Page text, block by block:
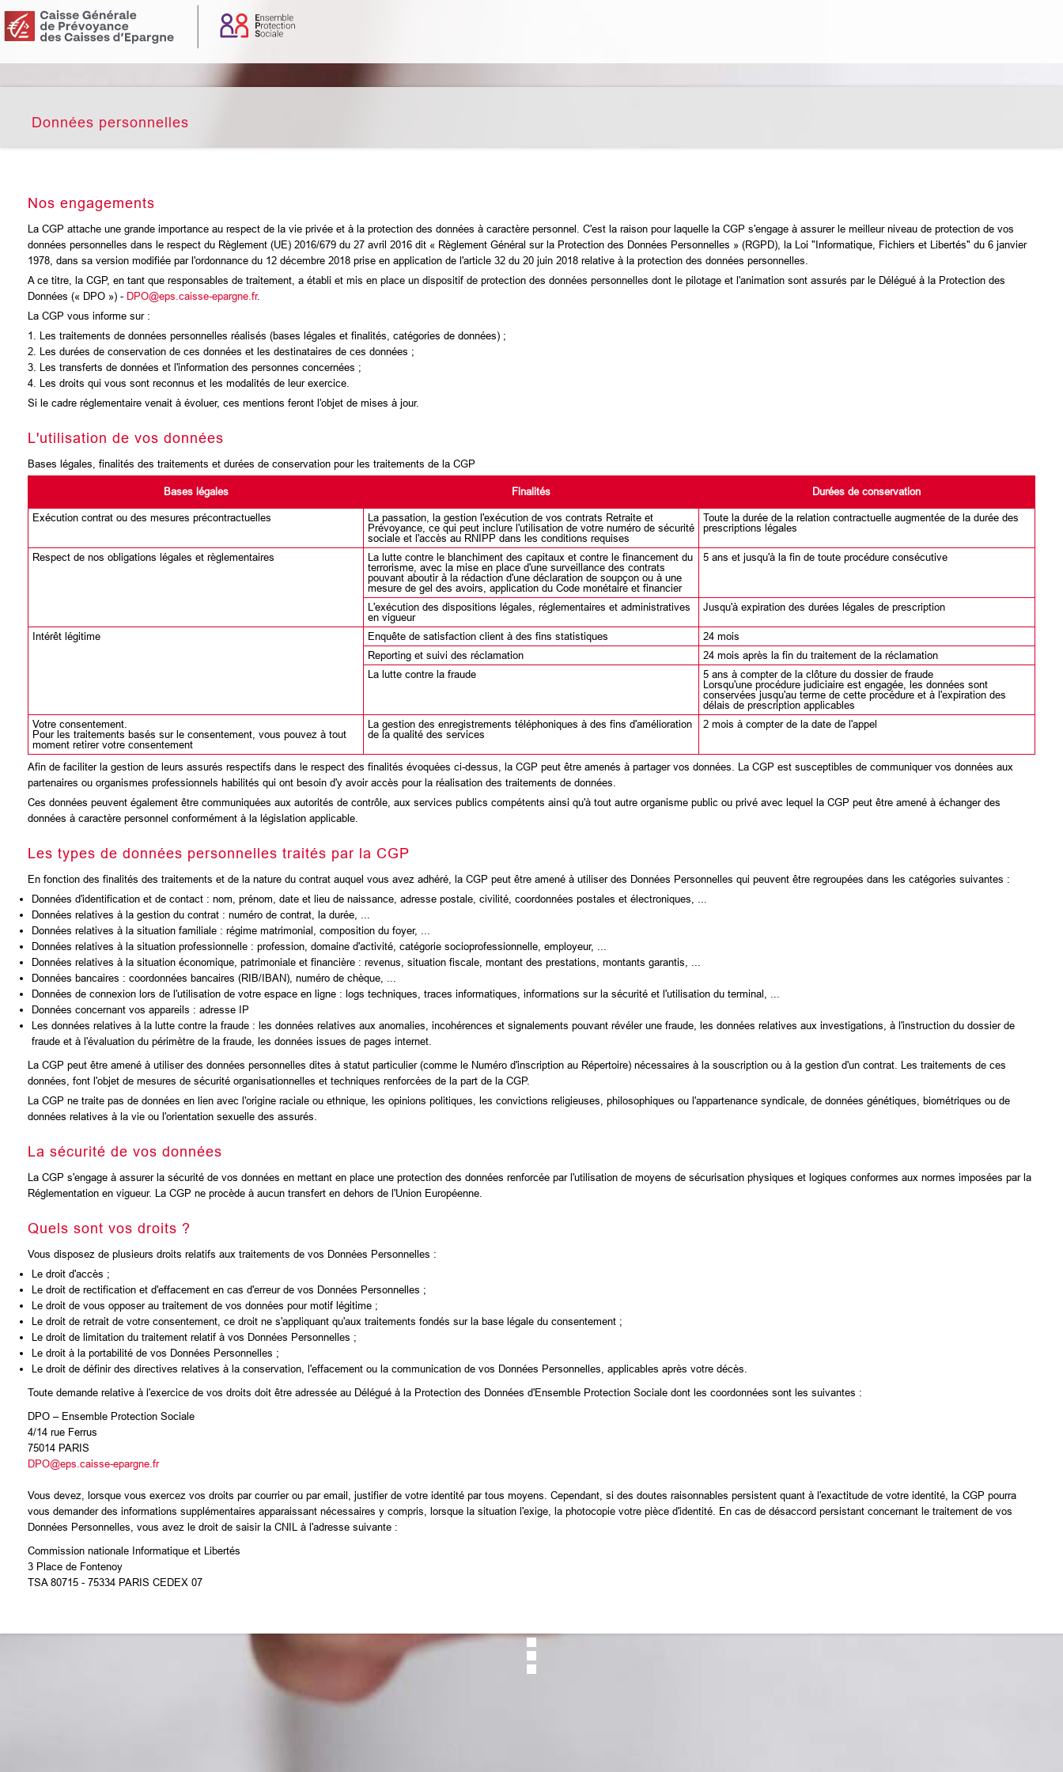
Données personnelles
Nos engagements
La CGP attache une grande importance au respect de la vie privée et à la protection des données à caractère personnel. C'est la raison pour laquelle la CGP s'engage à assurer le meilleur niveau de protection de vos
données personnelles dans le respect du Règlement (UE) 2016/679 du 27 avril 2016 dit « Règlement Général sur la Protection des Données Personnelles » (RGPD), la Loi "Informatique, Fichiers et Libertés" du 6 janvier
1978, dans sa version modifiée par l'ordonnance du 12 décembre 2018 prise en application de l'article 32 du 20 juin 2018 relative à la protection des données personnelles.
A ce titre, la CGP, en tant que responsables de traitement, a établi et mis en place un dispositif de protection des données personnelles dont le pilotage et l'animation sont assurés par le Délégué à la Protection des
Données (« DPO ») - DPO@eps.caisse-epargne.fr.
La CGP vous informe sur :
1. Les traitements de données personnelles réalisés (bases légales et finalités, catégories de données) ;
2. Les durées de conservation de ces données et les destinataires de ces données ;
3. Les transferts de données et l'information des personnes concernées ;
4. Les droits qui vous sont reconnus et les modalités de leur exercice.
Si le cadre réglementaire venait à évoluer, ces mentions feront l'objet de mises à jour.
L'utilisation de vos données
Bases légales, finalités des traitements et durées de conservation pour les traitements de la CGP
Bases légales Finalités Durées de conservation
Exécution contrat ou des mesures précontractuelles
La passation, la gestion l'exécution de vos contrats Retraite et
Prévoyance, ce qui peut inclure l'utilisation de votre numéro de sécurité
sociale et l'accès au RNIPP dans les conditions requises
Toute la durée de la relation contractuelle augmentée de la durée des
prescriptions légales
Respect de nos obligations légales et règlementaires
La lutte contre le blanchiment des capitaux et contre le financement du
terrorisme, avec la mise en place d'une surveillance des contrats
pouvant aboutir à la rédaction d'une déclaration de soupçon ou à une
mesure de gel des avoirs, application du Code monétaire et financier
5 ans et jusqu'à la fin de toute procédure consécutive
L'exécution des dispositions légales, réglementaires et administratives
en vigueur
Jusqu'à expiration des durées légales de prescription
Intérêt légitime Enquête de satisfaction client à des fins statistiques
24 mois
Reporting et suivi des réclamation
24 mois après la fin du traitement de la réclamation
La lutte contre la fraude
5 ans à compter de la clôture du dossier de fraude
Lorsqu'une procédure judiciaire est engagée, les données sont
conservées jusqu'au terme de cette procédure et à l'expiration des
délais de prescription applicables
Votre consentement.
Pour les traitements basés sur le consentement, vous pouvez à tout
moment retirer votre consentement
La gestion des enregistrements téléphoniques à des fins d'amélioration
de la qualité des services
2 mois à compter de la date de l'appel
Afin de faciliter la gestion de leurs assurés respectifs dans le respect des finalités évoquées ci-dessus, la CGP peut être amenés à partager vos données. La CGP est susceptibles de communiquer vos données aux
partenaires ou organismes professionnels habilités qui ont besoin d'y avoir accès pour la réalisation des traitements de données.
Ces données peuvent également être communiquées aux autorités de contrôle, aux services publics compétents ainsi qu'à tout autre organisme public ou privé avec lequel la CGP peut être amené à échanger des
données à caractère personnel conformément à la législation applicable.
Les types de données personnelles traités par la CGP
En fonction des finalités des traitements et de la nature du contrat auquel vous avez adhéré, la CGP peut être amené à utiliser des Données Personnelles qui peuvent être regroupées dans les catégories suivantes :
Données d'identification et de contact : nom, prénom, date et lieu de naissance, adresse postale, civilité, coordonnées postales et électroniques, ...
Données relatives à la gestion du contrat : numéro de contrat, la durée, ...
Données relatives à la situation familiale : régime matrimonial, composition du foyer, ...
Données relatives à la situation professionnelle : profession, domaine d'activité, catégorie socioprofessionnelle, employeur, ...
Données relatives à la situation économique, patrimoniale et financière : revenus, situation fiscale, montant des prestations, montants garantis, ...
Données bancaires : coordonnées bancaires (RIB/IBAN), numéro de chèque, ...
Données de connexion lors de l'utilisation de votre espace en ligne : logs techniques, traces informatiques, informations sur la sécurité et l'utilisation du terminal, ...
Données concernant vos appareils : adresse IP
Les données relatives à la lutte contre la fraude : les données relatives aux anomalies, incohérences et signalements pouvant révéler une fraude, les données relatives aux investigations, à l'instruction du dossier de
fraude et à l'évaluation du périmètre de la fraude, les données issues de pages internet.
La CGP peut être amené à utiliser des données personnelles dites à statut particulier (comme le Numéro d'inscription au Répertoire) nécessaires à la souscription ou à la gestion d'un contrat. Les traitements de ces
données, font l'objet de mesures de sécurité organisationnelles et techniques renforcées de la part de la CGP.
La CGP ne traite pas de données en lien avec l'origine raciale ou ethnique, les opinions politiques, les convictions religieuses, philosophiques ou l'appartenance syndicale, de données génétiques, biométriques ou de
données relatives à la vie ou l'orientation sexuelle des assurés.
La sécurité de vos données
La CGP s'engage à assurer la sécurité de vos données en mettant en place une protection des données renforcée par l'utilisation de moyens de sécurisation physiques et logiques conformes aux normes imposées par la
Réglementation en vigueur. La CGP ne procède à aucun transfert en dehors de l'Union Européenne.
Quels sont vos droits ?
Vous disposez de plusieurs droits relatifs aux traitements de vos Données Personnelles :
Le droit d'accès ;
Le droit de rectification et d'effacement en cas d'erreur de vos Données Personnelles ;
Le droit de vous opposer au traitement de vos données pour motif légitime ;
Le droit de retrait de votre consentement, ce droit ne s'appliquant qu'aux traitements fondés sur la base légale du consentement ;
Le droit de limitation du traitement relatif à vos Données Personnelles ;
Le droit à la portabilité de vos Données Personnelles ;
Le droit de définir des directives relatives à la conservation, l'effacement ou la communication de vos Données Personnelles, applicables après votre décès.
Toute demande relative à l'exercice de vos droits doit être adressée au Délégué à la Protection des Données d'Ensemble Protection Sociale dont les coordonnées sont les suivantes :
DPO – Ensemble Protection Sociale
4/14 rue Ferrus
75014 PARIS
DPO@eps.caisse-epargne.fr
Vous devez, lorsque vous exercez vos droits par courrier ou par email, justifier de votre identité par tous moyens. Cependant, si des doutes raisonnables persistent quant à l'exactitude de votre identité, la CGP pourra
vous demander des informations supplémentaires apparaissant nécessaires y compris, lorsque la situation l'exige, la photocopie votre pièce d'identité. En cas de désaccord persistant concernant le traitement de vos
Données Personnelles, vous avez le droit de saisir la CNIL à l'adresse suivante :
Commission nationale Informatique et Libertés
3 Place de Fontenoy
TSA 80715 - 75334 PARIS CEDEX 07